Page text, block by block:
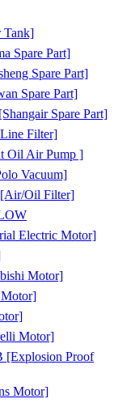
Tank]
Spare Part]
Spare Part]
Spare Part]
Spare Part]
Filter]
Air Pump ]
Vacuum]
Oil Filter]
Electric Motor]
Motor]
Motor]
Proof
Motor]